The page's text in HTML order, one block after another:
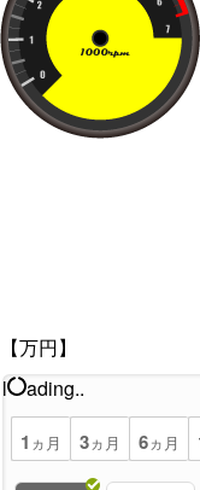
【万円】
l
ading..
1 ヵ月 3ヵ月 6ヵ月